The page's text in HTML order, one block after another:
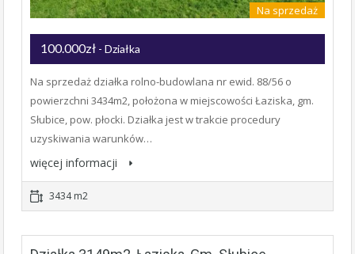
Na sprzedaż
100.000zł - Działka
Na sprzedaż działka rolno-budowlana nr ewid. 88/56 o
powierzchni 3434m2, położona w miejscowości Łaziska, gm.
Słubice, pow. płocki. Działka jest w trakcie procedury
uzyskiwania warunków…
więcej informacji
3434 m2